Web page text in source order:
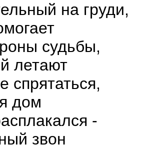
на груди,
судьбы,
летают
спрятаться,
дом
-
звон